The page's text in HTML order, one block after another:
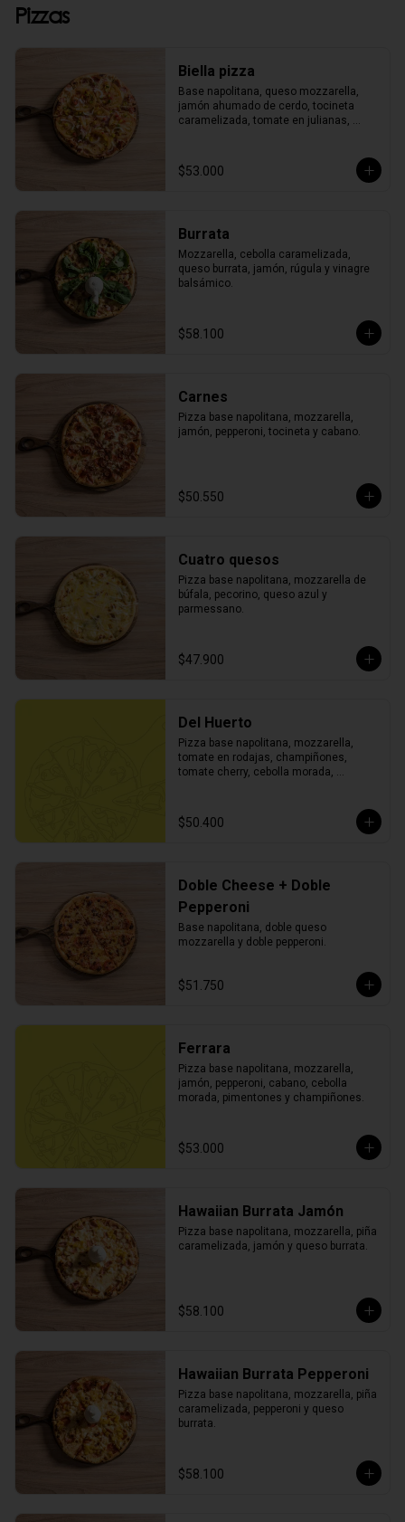
Pizzas
Biella pizza
Base napolitana, queso mozzarella,
jamón ahumado de cerdo, tocineta
caramelizada, tomate en julianas,
$53.000
Burrata
Mozzarella, cebolla caramelizada,
queso burrata, jamón, rúgula y vinagre
balsámico.
$58.100
Carnes
Pizza base napolitana, mozzarella,
jamón, pepperoni, tocineta y cabano.
$50.550
Cuatro quesos
Pizza base napolitana, mozzarella de
búfala, pecorino, queso azul y
parmessano.
$47.900
Del Huerto
Pizza base napolitana, mozzarella,
tomate en rodajas, champiñones,
tomate cherry, cebolla morada,
$50.400
Doble Cheese + Doble
Pepperoni
Base napolitana, doble queso
mozzarella y doble pepperoni.
$51.750
Ferrara
Pizza base napolitana, mozzarella,
jamón, pepperoni, cabano, cebolla
morada, pimentones y champiñones.
$53.000
Hawaiian Burrata Jamón
Pizza base napolitana, mozzarella, piña
caramelizada, jamón y queso burrata.
$58.100
Hawaiian Burrata Pepperoni
Pizza base napolitana, mozzarella, piña
caramelizada, pepperoni y queso
burrata.
$58.100